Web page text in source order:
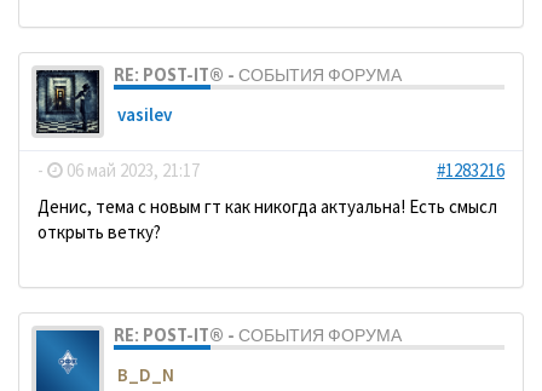
RE: POST-IT® - СОБЫТИЯ ФОРУМА
vasilev
- 06 май 2023, 21:17
#1283216
Денис, тема с новым гт как никогда актуальна! Есть смысл
открыть ветку?
RE: POST-IT® - СОБЫТИЯ ФОРУМА
B_D_N